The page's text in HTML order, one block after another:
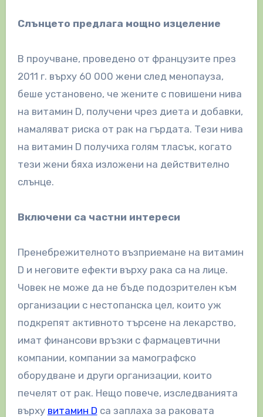
Слънцето предлага мощно изцеление
В проучване, проведено от французите през
2011 г. върху 60 000 жени след менопауза,
беше установено, че жените с повишени нива
на витамин D, получени чрез диета и добавки,
намаляват риска от рак на гърдата. Тези нива
на витамин D получиха голям тласък, когато
тези жени бяха изложени на действително
слънце.
Включени са частни интереси
Пренебрежителното възприемане на витамин
D и неговите ефекти върху рака са на лице.
Човек не може да не бъде подозрителен към
организации с нестопанска цел, които уж
подкрепят активното търсене на лекарство,
имат финансови връзки с фармацевтични
компании, компании за мамографско
оборудване и други организации, които
печелят от рак. Нещо повече, изследванията
върху витамин D са заплаха за раковата